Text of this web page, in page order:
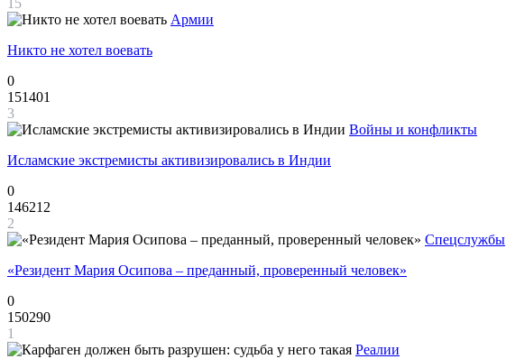
15
Армии
Никто не хотел воевать
0
151401
3
Войны и конфликты
Исламские экстремисты активизировались в Индии
0
146212
2
Спецслужбы
«Резидент Мария Осипова – преданный, проверенный человек»
0
150290
1
Реалии